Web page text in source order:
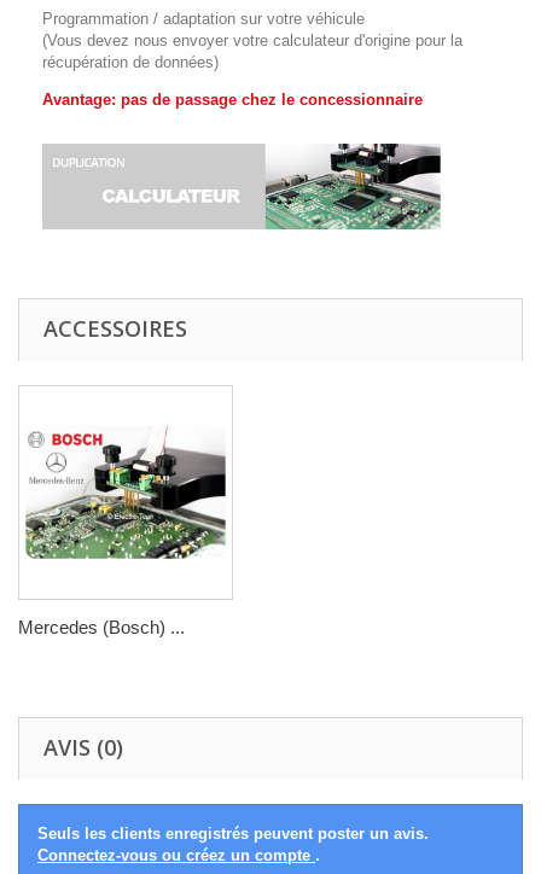
Programmation / adaptation sur votre véhicule
(Vous devez nous envoyer votre calculateur d'origine pour la
récupération de données)
Avantage: pas de passage chez le concessionnaire
ACCESSOIRES
Mercedes (Bosch) ...
AVIS (0)
Seuls les clients enregistrés peuvent poster un avis.
Connectez-vous ou créez un compte .